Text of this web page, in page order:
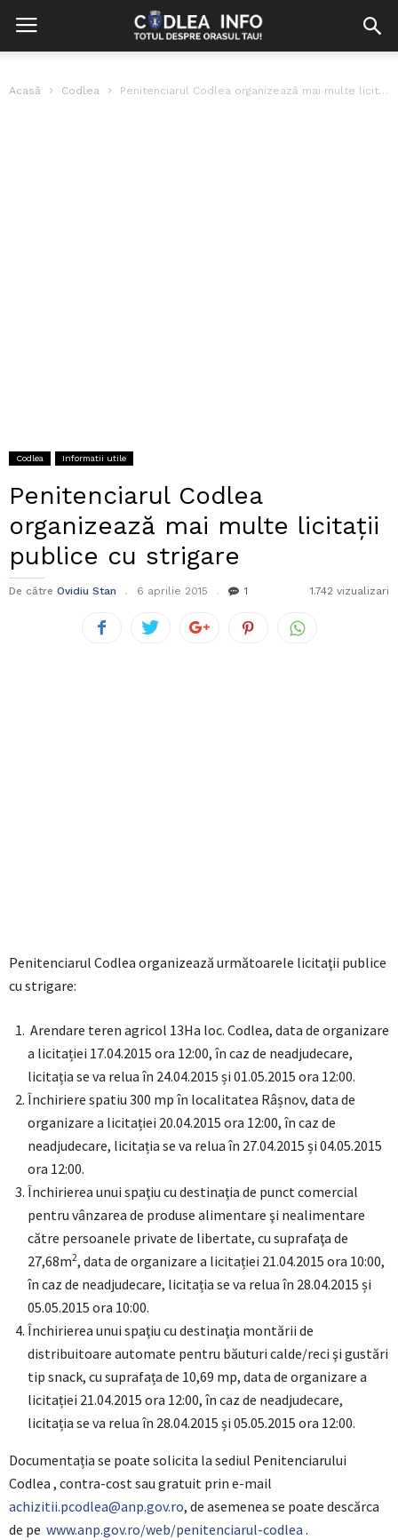
Acasă Codlea Penitenciarul Codlea organizează mai multe licitații publice cu strigare
Codlea Informatii utile
Penitenciarul Codlea
organizează mai multe licitații
publice cu strigare
De către Ovidiu Stan 6 aprilie 2015 1 1.742 vizualizari
Penitenciarul Codlea organizează următoarele licitaţii publice
cu strigare:
Arendare teren agricol 13Ha loc. Codlea, data de organizare
a licitației 17.04.2015 ora 12:00, în caz de neadjudecare,
licitația se va relua în 24.04.2015 și 01.05.2015 ora 12:00.
Închiriere spatiu 300 mp în localitatea Râșnov, data de
organizare a licitației 20.04.2015 ora 12:00, în caz de
neadjudecare, licitația se va relua în 27.04.2015 și 04.05.2015
ora 12:00.
Închirierea unui spaţiu cu destinaţia de punct comercial
pentru vânzarea de produse alimentare şi nealimentare
către persoanele private de libertate, cu suprafaţa de
27,68m2, data de organizare a licitației 21.04.2015 ora 10:00,
în caz de neadjudecare, licitația se va relua în 28.04.2015 și
05.05.2015 ora 10:00.
Închirierea unui spaţiu cu destinaţia montării de
distribuitoare automate pentru băuturi calde/reci şi gustări
tip snack, cu suprafața de 10,69 mp, data de organizare a
licitației 21.04.2015 ora 12:00, în caz de neadjudecare,
licitația se va relua în 28.04.2015 și 05.05.2015 ora 12:00.
Documentația se poate solicita la sediul Penitenciarului
Codlea , contra-cost sau gratuit prin e-mail
achizitii.pcodlea@anp.gov.ro, de asemenea se poate descărca
de pe www.anp.gov.ro/web/penitenciarul-codlea .